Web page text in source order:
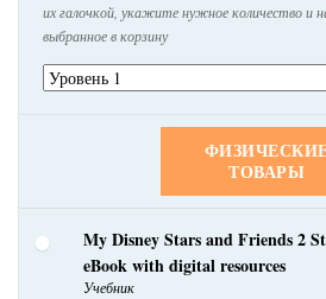
их галочкой, укажите нужное количество и
выбранное в корзину
ТОВАРЫ
My Disney Stars and Friends 2
eBook with digital resources
Учебник